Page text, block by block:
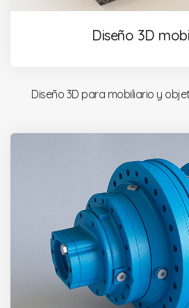
Diseño 3D
Diseño 3D para mobiliario y